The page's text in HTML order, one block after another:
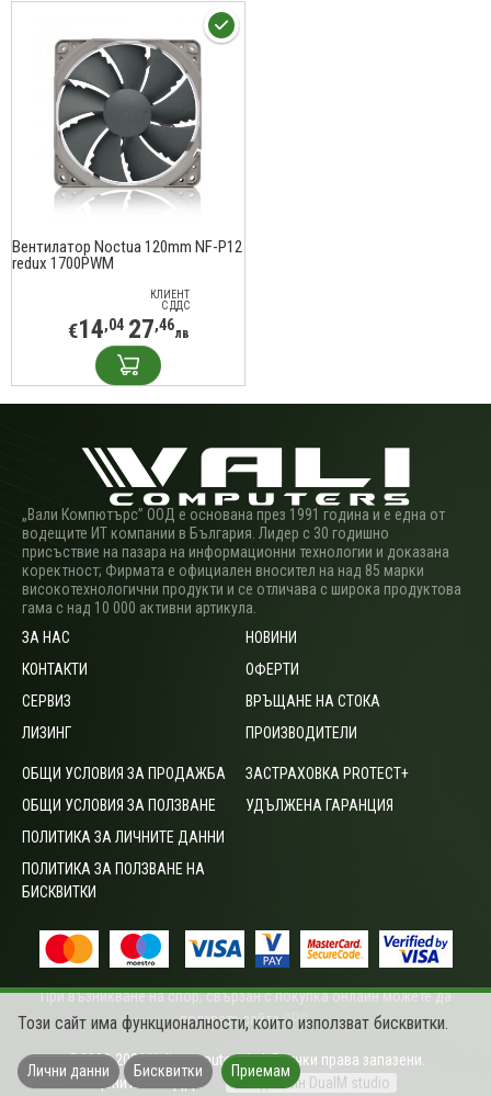
Вентилатор Noctua 120mm NF-P12
redux 1700PWM
КЛИЕНТ
С ДДС
€14,04 27,46лв
„Вали Компютърс” ООД е основана през 1991 година и е една от
водещите ИТ компании в България. Лидер с 30 годишно
присъствие на пазара на информационни технологии и доказана
коректност; Фирмата е официален вносител на над 85 марки
високотехнологични продукти и се отличава с широка продуктова
гама с над 10 000 активни артикула.
ЗА НАС
КОНТАКТИ
СЕРВИЗ
ЛИЗИНГ
НОВИНИ
ОФЕРТИ
ВРЪЩАНЕ НА СТОКА
ПРОИЗВОДИТЕЛИ
ОБЩИ УСЛОВИЯ ЗА ПРОДАЖБА
ОБЩИ УСЛОВИЯ ЗА ПОЛЗВАНЕ
ПОЛИТИКА ЗА ЛИЧНИТЕ ДАННИ
ПОЛИТИКА ЗА ПОЛЗВАНЕ НА
БИСКВИТКИ
ЗАСТРАХОВКА PROTECT+
УДЪЛЖЕНА ГАРАНЦИЯ
При възникване на спор, свързан с покупка онлайн можете да
ползвате сайтаОРС.
©2003-2026 Vali computers Ltd. Всички права запазени.
Цените са с ДДС
Уеб дизайн DualM studio
Този сайт има функционалности, които използват бисквитки.
Лични данни Бисквитки Приемам